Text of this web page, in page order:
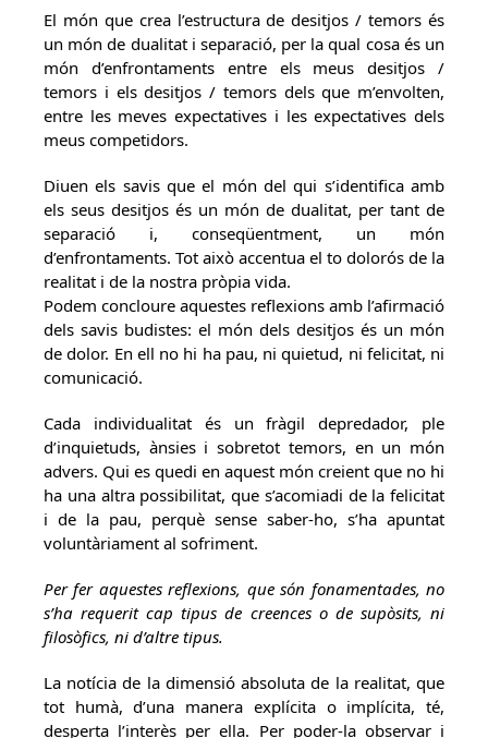
El món que crea l’estructura de desitjos / temors és
un món de dualitat i separació, per la qual cosa és un
món d’enfrontaments entre els meus desitjos /
temors i els desitjos / temors dels que m’envolten,
entre les meves expectatives i les expectatives dels
meus competidors.
Diuen els savis que el món del qui s’identifica amb
els seus desitjos és un món de dualitat, per tant de
separació i, conseqüentment, un món
d’enfrontaments. Tot això accentua el to dolorós de la
realitat i de la nostra pròpia vida.
Podem concloure aquestes reflexions amb l’afirmació
dels savis budistes: el món dels desitjos és un món
de dolor. En ell no hi ha pau, ni quietud, ni felicitat, ni
comunicació.
Cada individualitat és un fràgil depredador, ple
d’inquietuds, ànsies i sobretot temors, en un món
advers. Qui es quedi en aquest món creient que no hi
ha una altra possibilitat, que s’acomiadi de la felicitat
i de la pau, perquè sense saber-ho, s’ha apuntat
voluntàriament al sofriment.
Per fer aquestes reflexions, que són fonamentades, no
s’ha requerit cap tipus de creences o de supòsits, ni
filosòfics, ni d’altre tipus.
La notícia de la dimensió absoluta de la realitat, que
tot humà, d’una manera explícita o implícita, té,
desperta l’interès per ella. Per poder-la observar i